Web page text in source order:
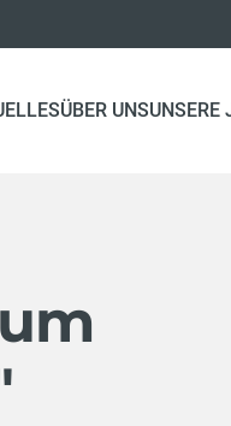
(CURRENT)
ÜBER UNSUNSERE